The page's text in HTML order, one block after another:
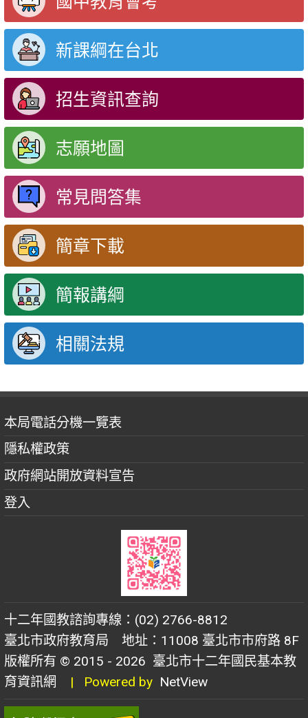
新課綱在台北
招生資訊查詢
志願地圖
常見問答集
簡章下載
簡報講綱
相關法規
本局電話分機一覽表
隱私權政策
政府網站開放資料宣告
登入
十二年國教諮詢專線：(02) 2766-8812
臺北市政府教育局 地址：11008 臺北市市府路 8F
版權所有 © 2015 - 2026 臺北市十二年國民基本教
育資訊網
| Powered by NetView